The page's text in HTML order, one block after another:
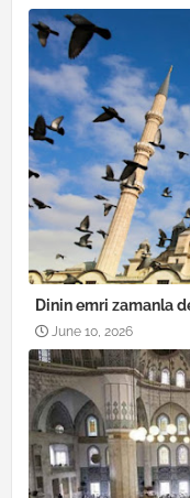
Dinin emri zamanla
June 10, 2026